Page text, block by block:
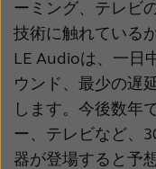
ーミング、テレビ
技術に触れている
LE Audioは、一日
ウンド、最少の遅
します。今後数年
ー、テレビなど、
器が登場すると予